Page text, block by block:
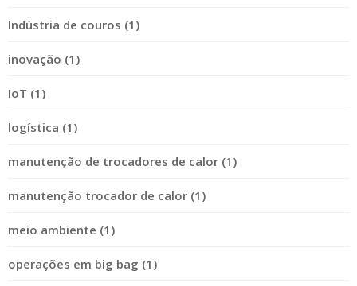
Indústria de couros (1)
inovação (1)
IoT (1)
logística (1)
manutenção de trocadores de calor (1)
manutenção trocador de calor (1)
meio ambiente (1)
operações em big bag (1)